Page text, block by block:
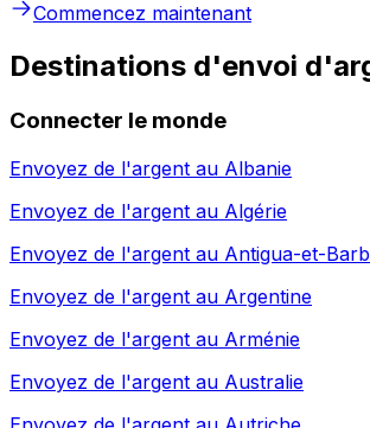
Commencez maintenant
Destinations d'envoi
Connecter le monde
Envoyez de l'argent au Albanie
Envoyez de l'argent au Algérie
Envoyez de l'argent au Antigua-et-
Envoyez de l'argent au Argentine
Envoyez de l'argent au Arménie
Envoyez de l'argent au Australie